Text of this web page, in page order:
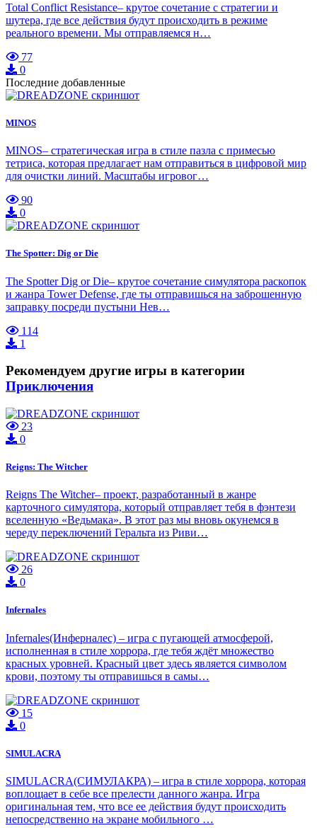
Total Conflict Resistance– крутое сочетание с стратегии и
шутера, где все действия будут происходить в режиме
реального времени. Мы отправляемся н…
77
0
Последние добавленные
MINOS
MINOS– стратегическая игра в стиле пазла с примесью
тетриса, которая предлагает нам отправиться в цифровой мир
для очистки линий. Масштабы игровог…
90
0
The Spotter: Dig or Die
The Spotter Dig or Die– крутое сочетание симулятора раскопок
и жанра Tower Defense, где ты отправишься на заброшенную
заправку посреди пустыни Нев…
114
1
Рекомендуем другие игры в категории
Приключения
23
0
Reigns: The Witcher
Reigns The Witcher– проект, разработанный в жанре
карточного симулятора, который отправляет тебя в фэнтези
вселенную «Ведьмака». В этот раз мы вновь окунемся в
череду переключений Геральта из Риви…
26
0
Infernales
Infernales(Инферналес) – игра с пугающей атмосферой,
исполненная в стиле хоррора, где тебя ждёт множество
красных уровней. Красный цвет здесь является символом
крови, поэтому ты отправишься в самы…
15
0
SIMULACRA
SIMULACRA(СИМУЛАКРА) – игра в стиле хоррора, которая
воплощает в себе все прелести данного жанра. Игра
оригинальная тем, что все ее действия будут происходить
непосредственно на экране мобильного …